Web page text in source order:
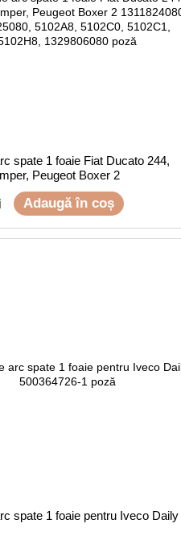
spate 1 foaie Fiat Ducato 244,
Peugeot Boxer 2
Adaugă în coș
spate 1 foaie pentru Iveco Daily